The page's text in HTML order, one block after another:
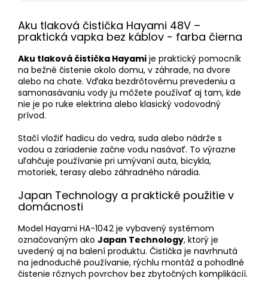
Aku tlaková čistička Hayami 48V –
praktická vapka bez káblov - farba čierna
Aku tlaková čistička Hayami je praktický pomocník
na bežné čistenie okolo domu, v záhrade, na dvore
alebo na chate. Vďaka bezdrôtovému prevedeniu a
samonasávaniu vody ju môžete používať aj tam, kde
nie je po ruke elektrina alebo klasický vodovodný
prívod.
Stačí vložiť hadicu do vedra, suda alebo nádrže s
vodou a zariadenie začne vodu nasávať. To výrazne
uľahčuje používanie pri umývaní auta, bicykla,
motoriek, terasy alebo záhradného náradia.
Japan Technology a praktické použitie v
domácnosti
Model Hayami HA-1042 je vybavený systémom
označovaným ako Japan Technology, ktorý je
uvedený aj na balení produktu. Čistička je navrhnutá
na jednoduché používanie, rýchlu montáž a pohodlné
čistenie rôznych povrchov bez zbytočných komplikácií.